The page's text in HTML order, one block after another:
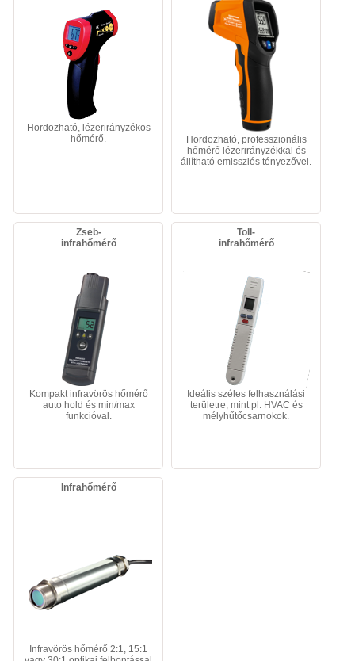
Hordozható, lézerirányzékos
hőmérő.
Hordozható, professzionális
hőmérő lézerirányzékkal és
állítható emissziós tényezővel.
Zseb-
infrahőmérő
Kompakt infravörös hőmérő
auto hold és min/max
funkcióval.
Toll-
infrahőmérő
Ideális széles felhasználási
területre, mint pl. HVAC és
mélyhűtőcsarnokok.
Infrahőmérő
Infravörös hőmérő 2:1, 15:1